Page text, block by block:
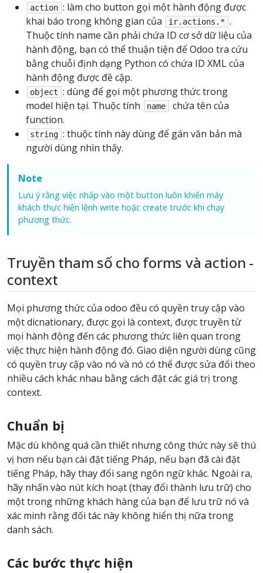
action : làm cho button gọi một hành động được
khai báo trong không gian của
ir.actions.* .
Thuộc tính name cần phải chứa ID cơ sở dữ liệu của
hành động, bạn có thể thuận tiện để Odoo tra cứu
bằng chuỗi định dạng Python có chứa ID XML của
hành động được đề cập.
object : dùng để gọi một phương thức trong
model hiện tại. Thuộc tính
name
chứa tên của
function.
string : thuộc tính này dùng để gán văn bản mà
người dùng nhìn thấy.
Note
Lưu ý rằng việc nhấp vào một button luôn khiến máy
khách thực hiện lệnh write hoặc create trước khi chạy
phương thức.
Truyền tham số cho forms và action -
context
Mọi phương thức của odoo đều có quyền truy cập vào
một dicnationary, được gọi là context, được truyền từ
mọi hành động đến các phương thức liên quan trong
việc thực hiện hành động đó. Giao diện người dùng cũng
có quyền truy cập vào nó và nó có thể được sửa đổi theo
nhiều cách khác nhau bằng cách đặt các giá trị trong
context.
Chuẩn bị
Mặc dù không quá cần thiết nhưng công thức này sẽ thú
vị hơn nếu bạn cài đặt tiếng Pháp, nếu bạn đã cài đặt
tiếng Pháp, hãy thay đổi sang ngôn ngữ khác. Ngoài ra,
hãy nhấn vào nút kích hoạt (thay đổi thành lưu trữ) cho
một trong những khách hàng của bạn để lưu trữ nó và
xác minh rằng đối tác này không hiển thị nữa trong
danh sách.
Các bước thực hiện